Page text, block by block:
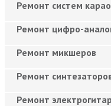
Ремонт систем
Ремонт цифро-
Ремонт микшеров
Ремонт
Ремонт электрогитар